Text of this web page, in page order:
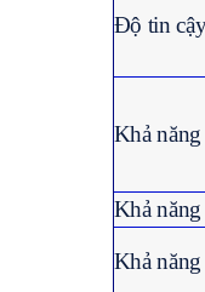
Độ tin
Khả năng
Khả năng
Khả